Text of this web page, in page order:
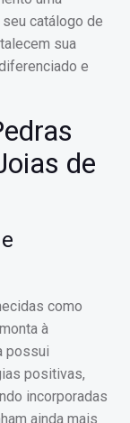
catálogo de
sua
e
de
como
à
possui
positivas,
incorporadas
ainda mais